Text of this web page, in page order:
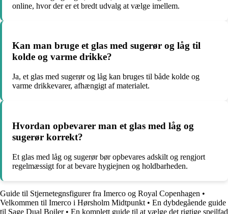
online, hvor der er et bredt udvalg at vælge imellem.
Kan man bruge et glas med sugerør og låg til
kolde og varme drikke?
Ja, et glas med sugerør og låg kan bruges til både kolde og
varme drikkevarer, afhængigt af materialet.
Hvordan opbevarer man et glas med låg og
sugerør korrekt?
Et glas med låg og sugerør bør opbevares adskilt og rengjort
regelmæssigt for at bevare hygiejnen og holdbarheden.
Guide til Stjernetegnsfigurer fra Imerco og Royal Copenhagen •
Velkommen til Imerco i Hørsholm Midtpunkt • En dybdegående guide
til Sage Dual Boiler• En komplett guide til at vælge det rigtige spejlfad